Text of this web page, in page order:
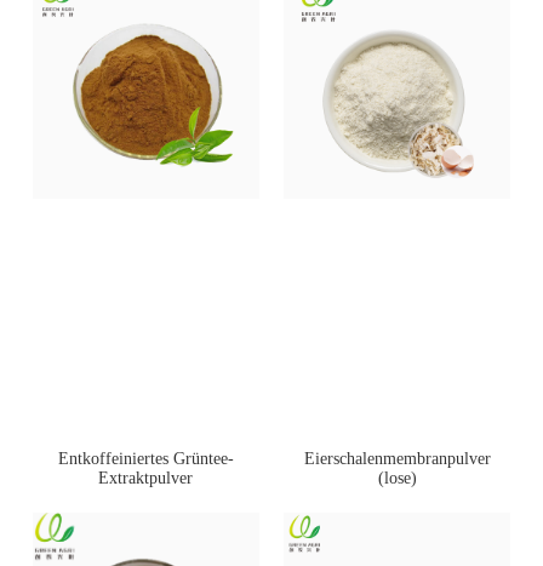
Entkoffeiniertes Grüntee-
Extraktpulver
Eierschalenmembranpulver
(lose)